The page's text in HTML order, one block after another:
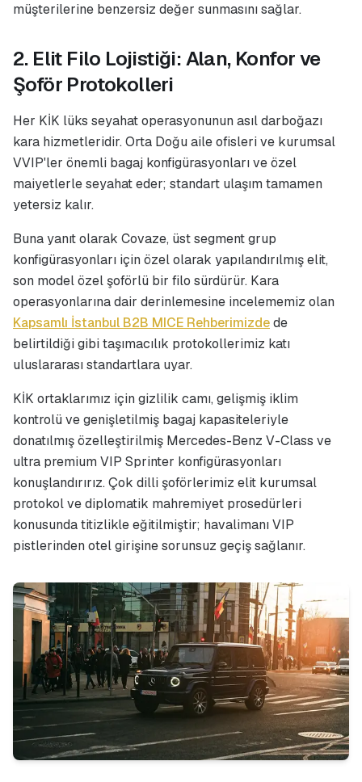
müşterilerine benzersiz değer sunmasını sağlar.
2. Elit Filo Lojistiği: Alan, Konfor ve
Şoför Protokolleri
Her KİK lüks seyahat operasyonunun asıl darboğazı
kara hizmetleridir. Orta Doğu aile ofisleri ve kurumsal
VVIP'ler önemli bagaj konfigürasyonları ve özel
maiyetlerle seyahat eder; standart ulaşım tamamen
yetersiz kalır.
Buna yanıt olarak Covaze, üst segment grup
konfigürasyonları için özel olarak yapılandırılmış elit,
son model özel şoförlü bir filo sürdürür. Kara
operasyonlarına dair derinlemesine incelememiz olan
Kapsamlı İstanbul B2B MICE Rehberimizdede
belirtildiği gibi taşımacılık protokollerimiz katı
uluslararası standartlara uyar.
KİK ortaklarımız için gizlilik camı, gelişmiş iklim
kontrolü ve genişletilmiş bagaj kapasiteleriyle
donatılmış özelleştirilmiş Mercedes-Benz V-Class ve
ultra premium VIP Sprinter konfigürasyonları
konuşlandırırız. Çok dilli şoförlerimiz elit kurumsal
protokol ve diplomatik mahremiyet prosedürleri
konusunda titizlikle eğitilmiştir; havalimanı VIP
pistlerinden otel girişine sorunsuz geçiş sağlanır.